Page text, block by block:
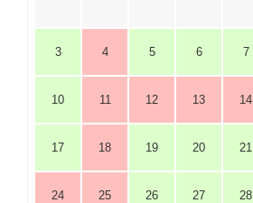
3 4 5 6 7
10 11 12 13 14
17 18 19 20 21
24 25 26 27 28